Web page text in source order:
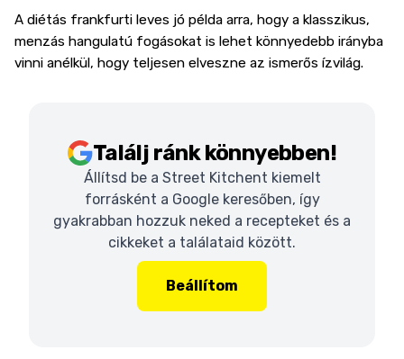
A diétás frankfurti leves jó példa arra, hogy a klasszikus,
menzás hangulatú fogásokat is lehet könnyedebb irányba
vinni anélkül, hogy teljesen elveszne az ismerős ízvilág.
Találj ránk könnyebben!
Állítsd be a Street Kitchent kiemelt
forrásként a Google keresőben, így
gyakrabban hozzuk neked a recepteket és a
cikkeket a találataid között.
Beállítom